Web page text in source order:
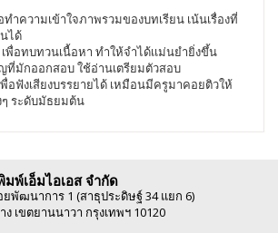
ทำความเข้าใจภาพรวมของบทเรียน เน้นเรื่องที่
ได้
เพื่อทบทวนเนื้อหา ทำให้จำได้เเม่นยำยิ่งขึ้น
ที่มักออกสอบ ใช้อ่านเตรียมตัวสอบ
พื่อฟังเสียงบรรยายได้ เหมือนมีครูมาคอยติวให้
ระดับมัธยมต้น
พ์เอ็มไอเอส จำกัด
ยพัฒนาการ 1 (สาธุประดิษฐ์ 34 แยก 6)
ง เขตยานนาวา กรุงเทพฯ 10120